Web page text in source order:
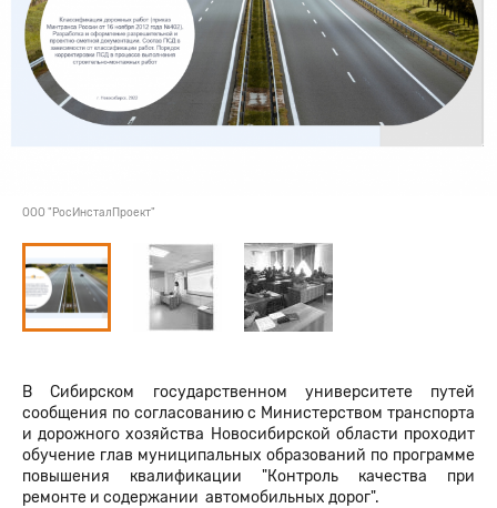
ООО "РосИнсталПроект"
В Сибирском государственном университете путей
сообщения по согласованию с Министерством транспорта
и дорожного хозяйства Новосибирской области проходит
обучение глав муниципальных образований по программе
повышения квалификации "Контроль качества при
ремонте и содержании автомобильных дорог".